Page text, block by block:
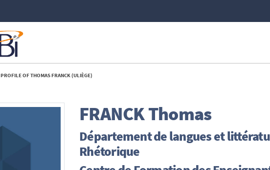
PROFILE OF THOMAS FRANCK (ULIÈGE)
FRANCKThomas
Département de langues et
Rhétorique